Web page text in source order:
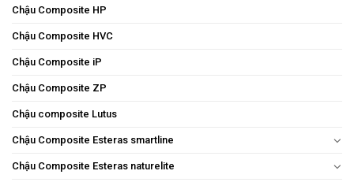
Chậu Composite HP
Chậu Composite HVC
Chậu Composite iP
Chậu Composite ZP
Chậu composite Lutus
Chậu Composite Esteras smartline
Chậu Composite Esteras naturelite